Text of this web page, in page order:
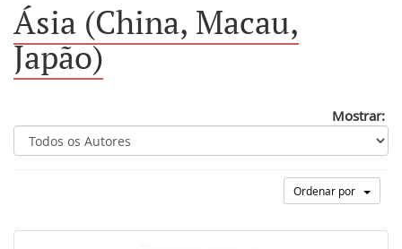
Ásia (China, Macau,
Japão)
Mostrar:
Ordenar por